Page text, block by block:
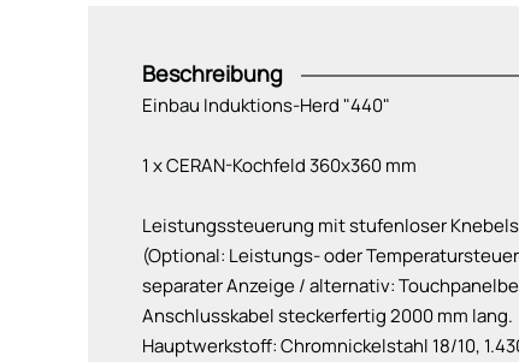
Beschreibung
Einbau Induktions-Herd "440"
1 x CERAN-Kochfeld 360x360 mm
Leistungssteuerung mit stufenloser
(Optional: Leistungs- oder
separater Anzeige / alternativ:
Anschlusskabel steckerfertig 2000 mm lang.
Hauptwerkstoff: Chromnickelstahl 18/10,